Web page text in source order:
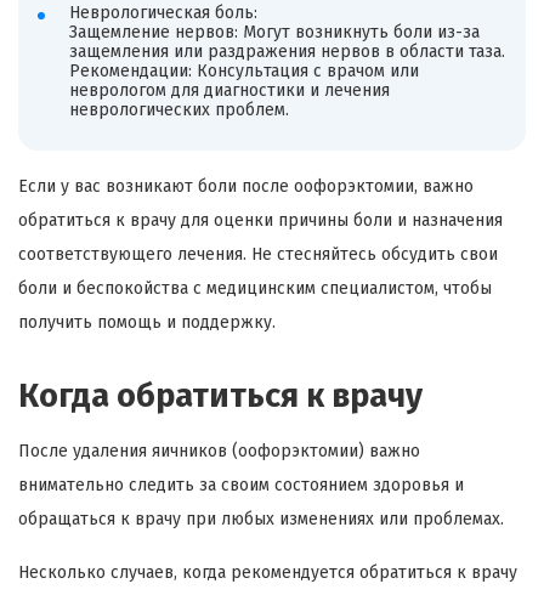
Неврологическая боль:
Защемление нервов: Могут возникнуть боли из-за
защемления или раздражения нервов в области таза.
Рекомендации: Консультация с врачом или
неврологом для диагностики и лечения
неврологических проблем.
Если у вас возникают боли после оофорэктомии, важно
обратиться к врачу для оценки причины боли и назначения
соответствующего лечения. Не стесняйтесь обсудить свои
боли и беспокойства с медицинским специалистом, чтобы
получить помощь и поддержку.
Когда обратиться к врачу
После удаления яичников (оофорэктомии) важно
внимательно следить за своим состоянием здоровья и
обращаться к врачу при любых изменениях или проблемах.
Несколько случаев, когда рекомендуется обратиться к врачу